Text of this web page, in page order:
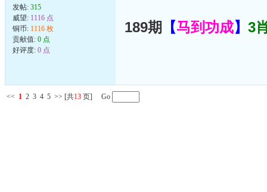
发帖: 315
威望: 1116 点
铜币: 1116 枚
贡献值: 0 点
好评度: 0 点
189期 【马到功成】 3
<< 1 2 3 4 5 >> [共13 页] Go